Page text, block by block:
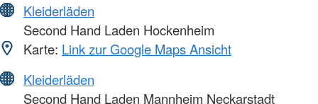
Kleiderläden
Second Hand Laden Hockenheim
Karte: Link zur Google Maps Ansicht
Kleiderläden
Second Hand Laden Mannheim Neckarstadt